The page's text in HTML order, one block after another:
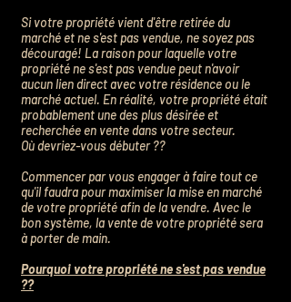
Si votre propriété vient d'être retirée du
marché et ne s'est pas vendue, ne soyez pas
découragé! La raison pour laquelle votre
propriété ne s'est pas vendue peut n'avoir
aucun lien direct avec votre résidence ou le
marché actuel. En réalité, votre propriété était
probablement une des plus désirée et
recherchée en vente dans votre secteur.
Où devriez-vous débuter ??
Commencer par vous engager à faire tout ce
qu'il faudra pour maximiser la mise en marché
de votre propriété afin de la vendre. Avec le
bon système, la vente de votre propriété sera
à porter de main.
Pourquoi votre propriété ne s'est pas vendue
??